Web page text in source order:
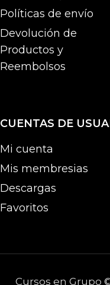
Políticas de envío
Devolución de
Productos y
Reembolsos
CUENTAS DE
Mi cuenta
Mis membresias
Descargas
Favoritos
Cursos en Grupo